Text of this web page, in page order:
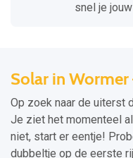
snel je
Solar in
Op zoek naar de uiterst
Je ziet het momenteel
niet, start er eentje!
dubbeltje op de eerste